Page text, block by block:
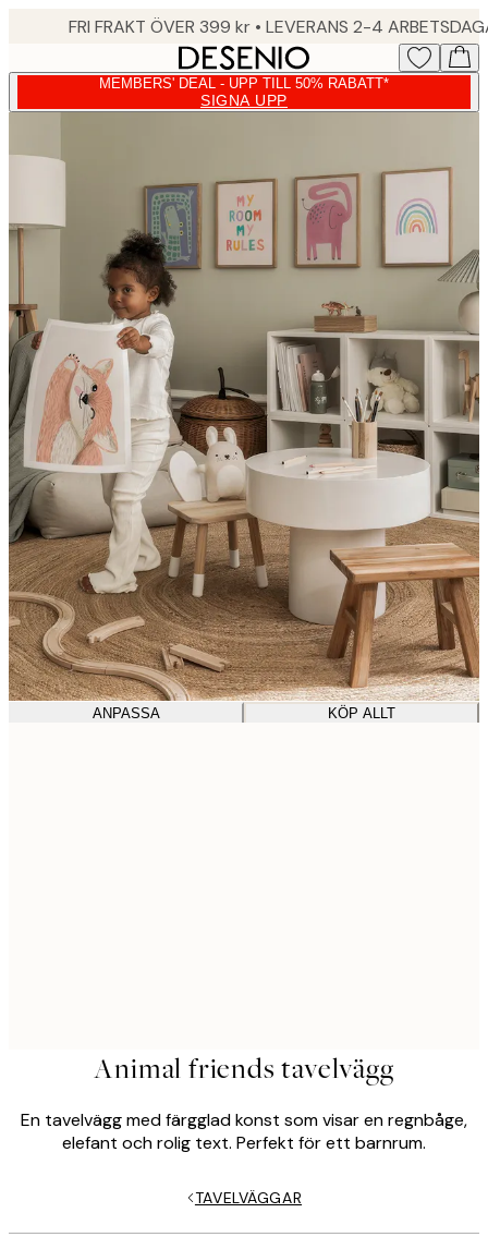
FRI FRAKT ÖVER 399 kr • LEVERANS 2-4
MEMBERS' DEAL - UPP TILL 50% RABATT*
SIGNA UPP
ANPASSA KÖP ALLT
Animal friends tavelvägg
En tavelvägg med färgglad konst som visar en regnbåge,
elefant och rolig text. Perfekt för ett barnrum.
TAVELVÄGGAR